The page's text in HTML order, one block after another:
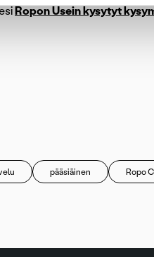
Ropon Usein kysytyt
pääsiäinen Ropo